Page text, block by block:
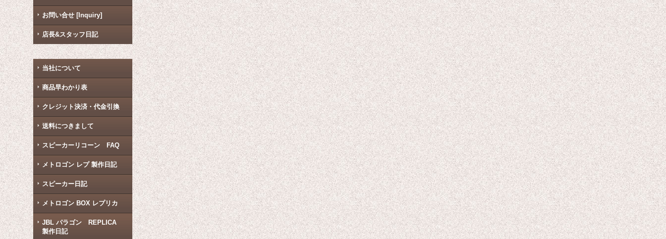
お問い合せ [Inquiry]
店長&スタッフ日記
当社について
商品早わかり表
クレジット決済・代金引換
送料につきまして
スピーカーリコーン FAQ
メトロゴン レプ 製作日記
スピーカー日記
メトロゴン BOX レプリカ
JBL パラゴン REPLICA
製作日記